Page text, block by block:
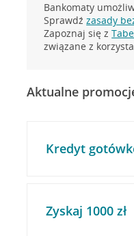
Bankomaty
Sprawdźzasady
Zapoznaj się z
związane z
Aktualne
Kredyt
Zyskaj 1000 zł